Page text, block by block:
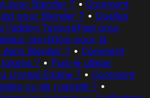
avec Blender ? • Comment
pour Blender ? • Quelles
l'addon TextureFast pour
workflow pour la
Blender ? • Comment
? • Puis-je utiliser
Unreal Engine ? • Comment
ou de rugosité ? •